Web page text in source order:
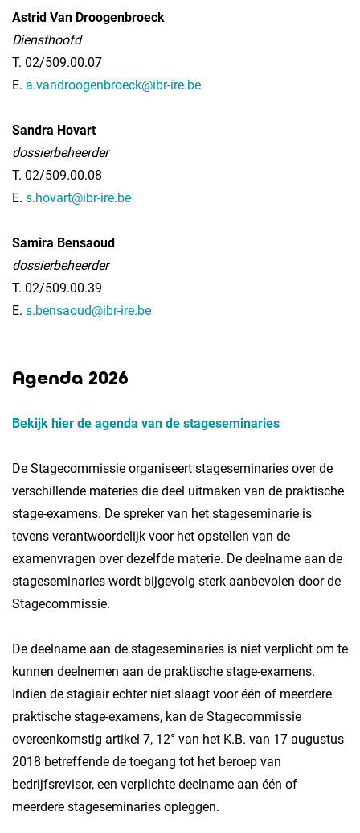
Astrid Van Droogenbroeck
Diensthoofd
T. 02/509.00.07
E. a.vandroogenbroeck@ibr-ire.be
Sandra Hovart
dossierbeheerder
T. 02/509.00.08
E. s.hovart@ibr-ire.be
Samira Bensaoud
dossierbeheerder
T. 02/509.00.39
E. s.bensaoud@ibr-ire.be
Agenda 2026
Bekijk hier de agenda van de stageseminaries
​De Stagecommissie organiseert stageseminaries over de
verschillende materies die deel uitmaken van de praktische
stage-examens. De spreker van het stageseminarie is
tevens verantwoordelijk voor het opstellen van de
examenvragen over dezelfde materie. De deelname aan de
stageseminaries wordt bijgevolg sterk aanbevolen door de
Stagecommissie.
De deelname aan de stageseminaries is niet verplicht om te
kunnen deelnemen aan de praktische stage-examens.
Indien de stagiair echter niet slaagt voor één of meerdere
praktische stage-examens, kan de Stagecommissie
overeenkomstig artikel 7, 12° van het K.B. van 17 augustus
2018 betreffende de toegang tot het beroep van
bedrijfsrevisor, een verplichte deelname aan één of
meerdere stageseminaries opleggen.